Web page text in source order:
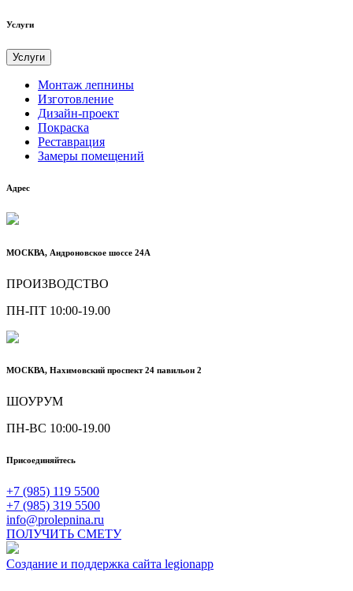
Услуги
Услуги
Монтаж лепнины
Изготовление
Дизайн-проект
Покраска
Реставрация
Замеры помещений
Адрес
МОСКВА, Андроновское шоссе 24А
ПРОИЗВОДСТВО
ПН-ПТ 10:00-19.00
МОСКВА, Нахимовский проспект 24 павильон 2
ШОУРУМ
ПН-ВС 10:00-19.00
Присоединяйтесь
+7 (985) 119 5500
+7 (985) 319 5500
info@prolepnina.ru
ПОЛУЧИТЬ СМЕТУ
Создание и поддержка сайта legionapp